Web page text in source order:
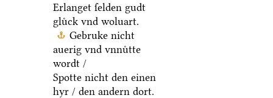
Erlanget ſelden gudt
gluͤck vnd woluart.
Gebruke nicht
auerig vnd vnnuͤtte
wordt /
Spotte nicht den einen
hyr / den andern dort.